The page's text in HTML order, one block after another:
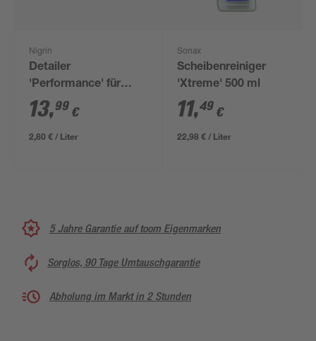
Nigrin
Detailer
'Performance' für
innen und außen 500
ml
13,99 €
2,80 € / Liter
Sonax
Scheibenreiniger
'Xtreme' 500 ml
11,49 €
22,98 € / Liter
5 Jahre Garantie auf toom Eigenmarken
Sorglos, 90 Tage Umtauschgarantie
Abholung im Markt in 2 Stunden